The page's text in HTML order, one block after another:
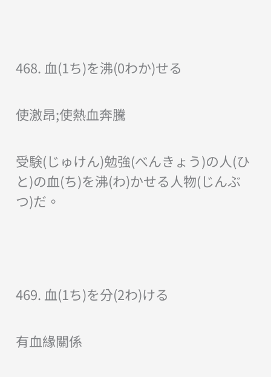
468. 血(1ち)を沸(0わか)せる
使激昂;使熱血奔騰
受験(じゅけん)勉強(べんきょう)の人(ひ
と)の血(ち)を沸(わ)かせる人物(じんぶ
つ)だ。
469. 血(1ち)を分(2わ)ける
有血緣關係